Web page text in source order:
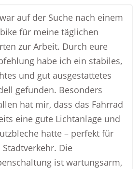
auf der Suche nach einem
für meine täglichen
zur Arbeit. Durch eure
habe ich ein stabiles,
und gut ausgestattetes
gefunden. Besonders
hat mir, dass das Fahrrad
eine gute Lichtanlage und
hatte – perfekt für
Stadtverkehr. Die
ist wartungsarm,